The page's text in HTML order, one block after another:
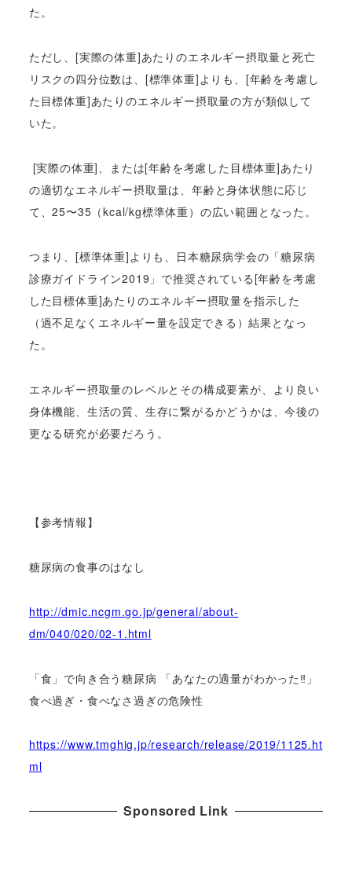
た。
ただし、[実際の体重]あたりのエネルギー摂取量と死亡
リスクの四分位数は、[標準体重]よりも、[年齢を考慮し
た目標体重]あたりのエネルギー摂取量の方が類似して
いた。
[実際の体重]、または[年齢を考慮した目標体重]あたり
の適切なエネルギー摂取量は、年齢と身体状態に応じ
て、25〜35（kcal/kg標準体重）の広い範囲となった。
つまり、[標準体重]よりも、日本糖尿病学会の「糖尿病
診療ガイドライン2019」で推奨されている[年齢を考慮
した目標体重]あたりのエネルギー摂取量を指示した
（過不足なくエネルギー量を設定できる ）結果となっ
た。
エネルギー摂取量のレベルとその構成要素が、より良い
身体機能、生活の質、生存に繋がるかどうかは、今後の
更なる研究が必要だろう。
【参考情報】
糖尿病の食事のはなし
http://dmic.ncgm.go.jp/general/about-
dm/040/020/02-1.html
「食」で向き合う糖尿病 「あなたの適量がわかった‼」
食べ過ぎ・食べなさ過ぎの危険性
https://www.tmghig.jp/research/release/2019/1125.ht
ml
Sponsored Link